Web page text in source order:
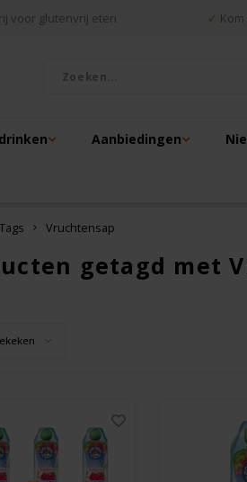
voor glutenvrij eten ✓
Aanbiedingen
Tags Vruchtensap
getagd met